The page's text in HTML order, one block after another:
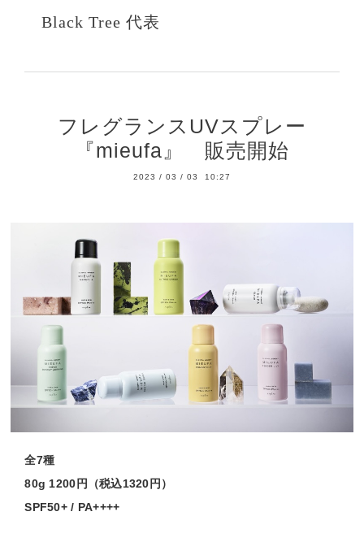
Black Tree 代表
フレグランスUVスプレー
『mieufa』 販売開始
2023 / 03 / 03 10:27
全7種
80g 1200円（税込1320円）
SPF50+ / PA++++